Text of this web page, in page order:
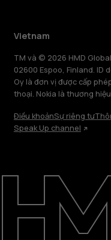
Giới thiệu
Sửa chữa, tái sử
Hỗ trợ
Vietnam
TM và © 2026 HMD
02600 Espoo, Finland. ID
Oy là đơn vị được cấp
thoại. Nokia là thương
Điều khoảnSự riêng tư
Speak Up channel